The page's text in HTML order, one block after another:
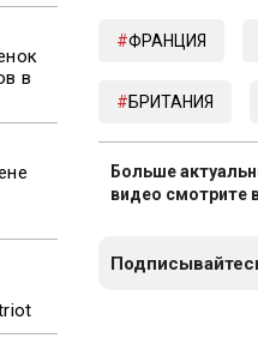
в
ФРАНЦИЯ
БРИТАНИЯ
Больше
видео смотрите